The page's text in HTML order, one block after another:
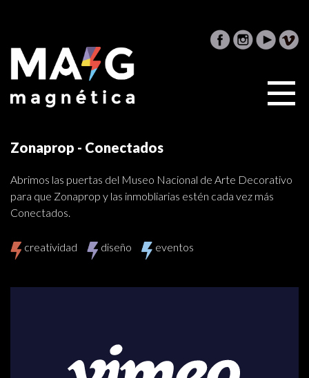
Zonaprop - Conectados
Abrimos las puertas del Museo Nacional de Arte Decorativo
para que Zonaprop y las inmobliarias estén cada vez más
Conectados.
creatividad diseño eventos